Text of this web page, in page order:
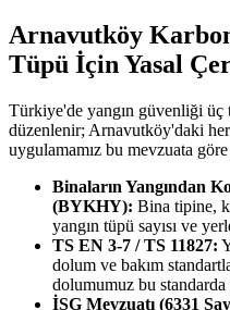
Arnavutköy
Tüpü İçin Yasal
Türkiye'de yangın güvenliği üç
düzenlenir; Arnavutköy'daki
uygulamamız bu mevzuata göre
Binaların Yangından
(BYKHY): Bina tipine,
yangın tüpü sayısı ve
TS EN 3-7 / TS 11827:
dolum ve bakım
dolumumuz bu
İSG Mevzuatı (6331